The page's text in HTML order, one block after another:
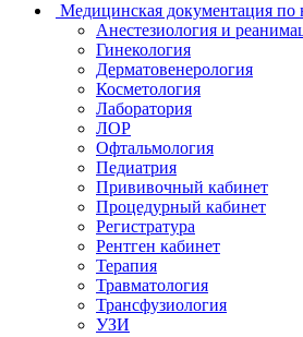
Медицинская документация по
Анестезиология и
Гинекология
Дерматовенерология
Косметология
Лаборатория
ЛОР
Офтальмология
Педиатрия
Прививочный кабинет
Процедурный кабинет
Регистратура
Рентген кабинет
Терапия
Травматология
Трансфузиология
УЗИ